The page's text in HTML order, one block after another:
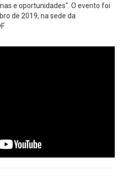
e oportunidades". O evento foi
de 2019, na sede da